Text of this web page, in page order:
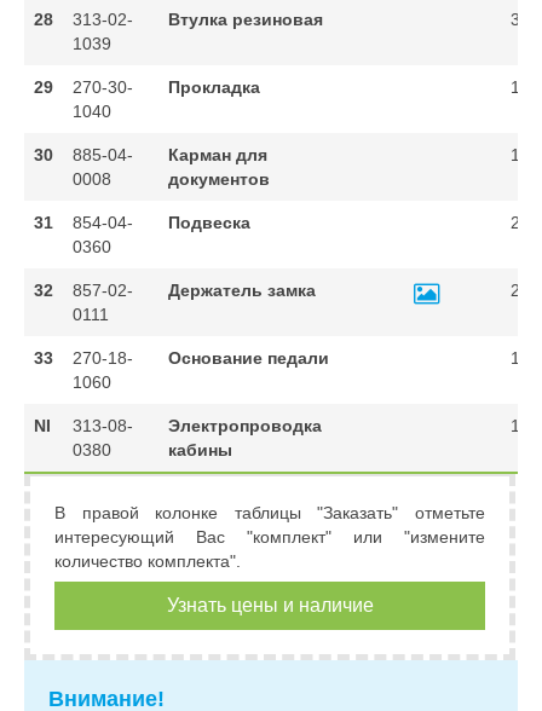
28
313-02-
1039
Втулка резиновая 3
29
270-30-
1040
Прокладка 1
30
885-04-
0008
Карман для
документов
1
31
854-04-
0360
Подвеска 2
32
857-02-
0111
Держатель замка 2
33
270-18-
1060
Основание педали 1
NI
313-08-
0380
Электропроводка
кабины
1
В правой колонке таблицы "Заказать" отметьте
интересующий Вас "комплект" или "измените
количество комплекта".
Узнать цены и наличие
Внимание!